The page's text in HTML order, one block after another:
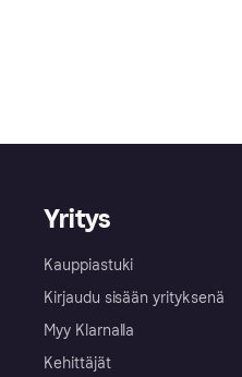
Yritys
Kauppiastuki
Kirjaudu sisään yrityksenä
Myy Klarnalla
Kehittäjät